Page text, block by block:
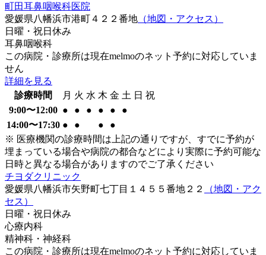
町田耳鼻咽喉科医院
愛媛県八幡浜市港町４２２番地 （地図・アクセス）
日曜・祝日 休み
耳鼻咽喉科
この病院・診療所は現在melmoのネット予約に対応していま
せん
詳細を見る
診療時間
月 火 水 木 金 土 日 祝
9:00〜12:00 ● ● ● ● ●
●
14:00〜17:30 ● ● ●
●
※ 医療機関の診療時間は上記の通りですが、すでに予約が
埋まっている場合や病院の都合などにより実際に予約可能な
日時と異なる場合がありますのでご了承ください
チヨダクリニック
愛媛県八幡浜市矢野町七丁目１４５５番地２２
（地図・アク
セス）
日曜・祝日 休み
心療内科
精神科・神経科
この病院・診療所は現在melmoのネット予約に対応していま